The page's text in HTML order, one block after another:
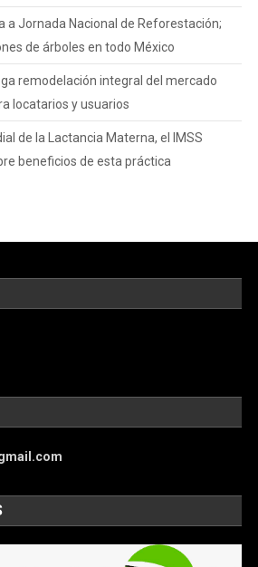
a Jornada Nacional de Reforestación;
de árboles en todo México
remodelación integral del mercado
locatarios y usuarios
de la Lactancia Materna, el IMSS
beneficios de esta práctica